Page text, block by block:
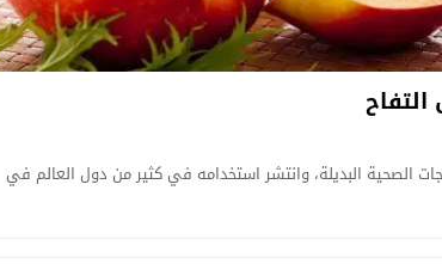
الصحية البديلة، وانتشر استخدامه في كثير من دول العالم في